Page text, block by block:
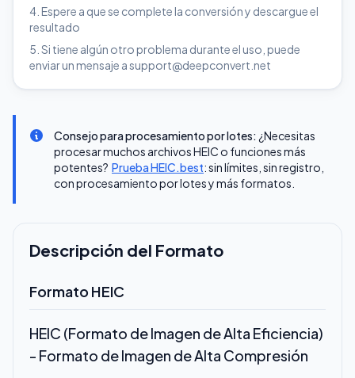
Espere a que se complete la conversión y descargue el
resultado
Si tiene algún otro problema durante el uso, puede
enviar un mensaje a support@deepconvert.net
Consejo para procesamiento por lotes: ¿Necesitas
procesar muchos archivos HEIC o funciones más
potentes? Prueba HEIC.best: sin límites, sin registro,
con procesamiento por lotes y más formatos.
Descripción del Formato
Formato HEIC
HEIC (Formato de Imagen de Alta Eficiencia)
- Formato de Imagen de Alta Compresión